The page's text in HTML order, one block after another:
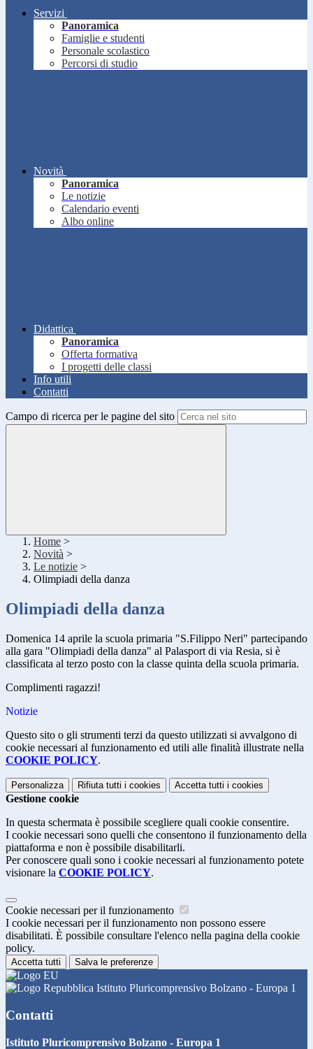
Servizi
Panoramica
Famiglie e studenti
Personale scolastico
Percorsi di studio
Novità
Panoramica
Le notizie
Calendario eventi
Albo online
Didattica
Panoramica
Offerta formativa
I progetti delle classi
Info utili
Contatti
Campo di ricerca per le pagine del sito
Home >
Novità >
Le notizie >
Olimpiadi della danza
Olimpiadi della danza
Domenica 14 aprile la scuola primaria "S.Filippo Neri" partecipando
alla gara "Olimpiadi della danza" al Palasport di via Resia, si è
classificata al terzo posto con la classe quinta della scuola primaria.
Complimenti ragazzi!
Notizie
Questo sito o gli strumenti terzi da questo utilizzati si avvalgono di
cookie necessari al funzionamento ed utili alle finalità illustrate nella
COOKIE POLICY.
Personalizza Rifiuta tutti i cookies Accetta tutti i cookies
Gestione cookie
In questa schermata è possibile scegliere quali cookie consentire.
I cookie necessari sono quelli che consentono il funzionamento della
piattaforma e non è possibile disabilitarli.
Per conoscere quali sono i cookie necessari al funzionamento potete
visionare la COOKIE POLICY.
Cookie necessari per il funzionamento
I cookie necessari per il funzionamento non possono essere
disabilitati. È possibile consultare l'elenco nella pagina della cookie
policy.
Accetta tutti Salva le preferenze
Istituto Pluricomprensivo Bolzano - Europa 1
Contatti
Istituto Pluricomprensivo Bolzano - Europa 1